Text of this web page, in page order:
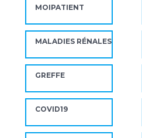
MOIPATIENT
MALADIES RÉNALES
GREFFE
COVID19